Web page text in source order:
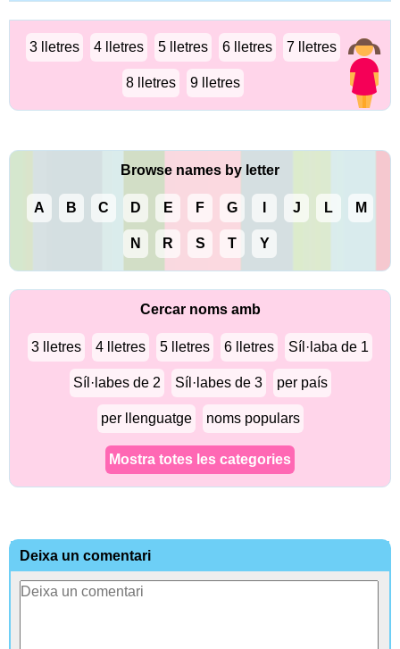
3 lletres 4 lletres 5 lletres 6 lletres 7 lletres
8 lletres 9 lletres
Browse names by letter
A B C D E F G J L M
N R S T Y
Cercar noms amb
3 lletres 4 lletres 5 lletres 6 lletres Síl·laba de 1
Síl·labes de 2 Síl·labes de 3 per país
per llenguatge noms populars
Mostra totes les categories
Deixa un comentari